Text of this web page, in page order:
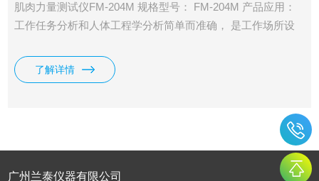
肌肉力量测试仪FM-204M 规格型号： FM-204M 产品应用：
工作任务分析和人体工程学分析简单而准确， 是工作场所设
了解详情
广州兰泰仪器有限公司